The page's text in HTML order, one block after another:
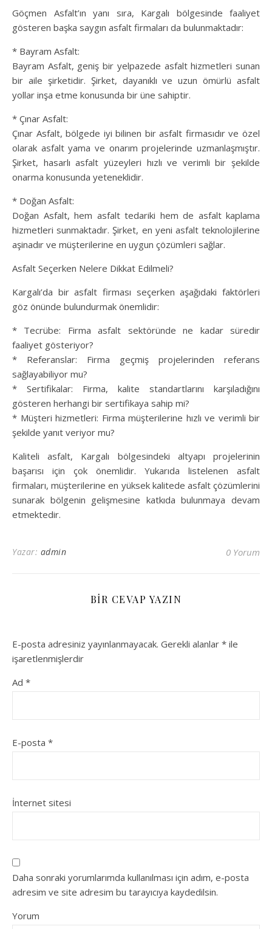
Göçmen Asfalt’ın yanı sıra, Kargalı bölgesinde faaliyet
gösteren başka saygın asfalt firmaları da bulunmaktadır:
* Bayram Asfalt:
Bayram Asfalt, geniş bir yelpazede asfalt hizmetleri sunan
bir aile şirketidir. Şirket, dayanıklı ve uzun ömürlü asfalt
yollar inşa etme konusunda bir üne sahiptir.
* Çınar Asfalt:
Çınar Asfalt, bölgede iyi bilinen bir asfalt firmasıdır ve özel
olarak asfalt yama ve onarım projelerinde uzmanlaşmıştır.
Şirket, hasarlı asfalt yüzeyleri hızlı ve verimli bir şekilde
onarma konusunda yeteneklidir.
* Doğan Asfalt:
Doğan Asfalt, hem asfalt tedariki hem de asfalt kaplama
hizmetleri sunmaktadır. Şirket, en yeni asfalt teknolojilerine
aşinadır ve müşterilerine en uygun çözümleri sağlar.
Asfalt Seçerken Nelere Dikkat Edilmeli?
Kargalı’da bir asfalt firması seçerken aşağıdaki faktörleri
göz önünde bulundurmak önemlidir:
* Tecrübe: Firma asfalt sektöründe ne kadar süredir
faaliyet gösteriyor?
* Referanslar: Firma geçmiş projelerinden referans
sağlayabiliyor mu?
* Sertifikalar: Firma, kalite standartlarını karşıladığını
gösteren herhangi bir sertifikaya sahip mi?
* Müşteri hizmetleri: Firma müşterilerine hızlı ve verimli bir
şekilde yanıt veriyor mu?
Kaliteli asfalt, Kargalı bölgesindeki altyapı projelerinin
başarısı için çok önemlidir. Yukarıda listelenen asfalt
firmaları, müşterilerine en yüksek kalitede asfalt çözümlerini
sunarak bölgenin gelişmesine katkıda bulunmaya devam
etmektedir.
Yazar: admin 0 Yorum
BIR CEVAP YAZIN
E-posta adresiniz yayınlanmayacak. Gerekli alanlar * ile
işaretlenmişlerdir
Ad *
E-posta *
İnternet sitesi
Daha sonraki yorumlarımda kullanılması için adım, e-posta
adresim ve site adresim bu tarayıcıya kaydedilsin.
Yorum